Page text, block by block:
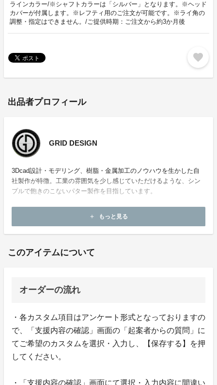
ラインカラー/※シャフトカラーは「シルバー」となります。※ヘッド
カバーが付属します。※レフティ用のご注文が可能です。※ライ角の
調整・指定はできません。/ご提供時期：ご注文から約3か月後
favorite
出品者プロフィール
GRID DESIGN
3Dcad設計・モデリング、樹脂・金属加工のノウハウを生かした自
社製作が特徴。工業の雰囲気を少し感じていただけるような、シン
プルで飽きのこないパター製作を目指しています。
add もっと見る
このアイテムについて
オーダーの流れ
・各カスタム項目はアンケート形式となっておりますの
で、「支援内容の確認」画面の「起案者からの質問」に
てご希望のカスタムを選択・入力し、【保存する】を押
してください。
・「支援内容の確認」画面にて選択・入力内容に間違い